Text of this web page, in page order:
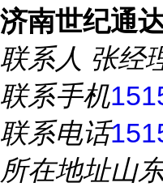
济南世纪通
联系人 张经
联系手机
联系电话
所在地址山